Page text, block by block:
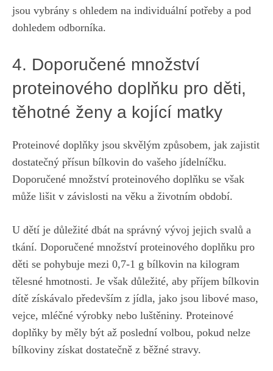
jsou vybrány s ohledem ⁢na individuální⁤ potřeby a pod
dohledem ‍odborníka.
4. Doporučené množství
⁣proteinového doplňku ​pro děti,
těhotné ženy ​a kojící matky
Proteinové⁣ doplňky jsou skvělým​ způsobem,⁣ jak zajistit
dostatečný přísun bílkovin do⁢ vašeho‍ jídelníčku.
Doporučené množství proteinového doplňku se však
⁣může lišit v ​závislosti‍ na věku a životním období.
U dětí‌ je ‍důležité​ dbát na správný vývoj⁢ jejich svalů a
tkání.‍ Doporučené množství proteinového doplňku pro
děti se⁤ pohybuje mezi 0,7-1 g bílkovin na kilogram
tělesné hmotnosti. Je však důležité, aby příjem bílkovin
dítě získávalo především z jídla, jako jsou libové maso,
vejce, mléčné výrobky ​nebo luštěniny.⁣ Proteinové
doplňky by měly ‍být ⁢až‌ poslední volbou, pokud nelze
bílkoviny získat ⁢dostatečně z běžné stravy.